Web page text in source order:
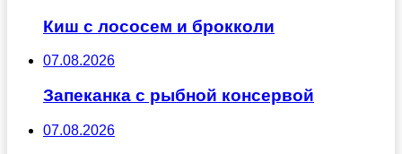
Киш с лососем и брокколи
07.08.2026
Запеканка с рыбной консервой
07.08.2026